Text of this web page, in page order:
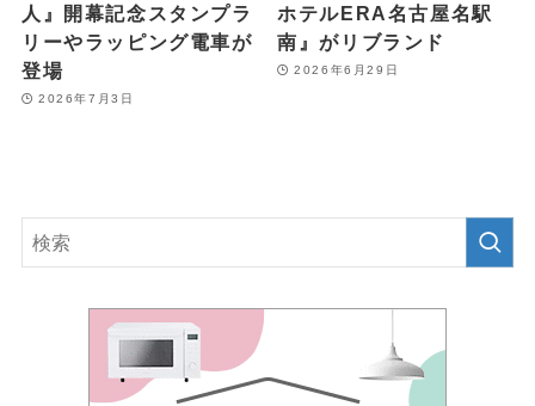
人』開幕記念スタンプラ
リーやラッピング電車が
登場
2026年7月3日
ホテルERA名古屋名駅
南』がリブランド
2026年6月29日